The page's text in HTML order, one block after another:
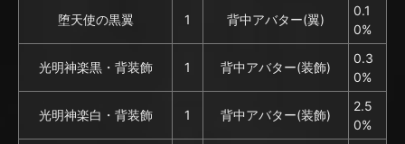
堕天使の黒翼 1 背中アバター(翼)
0.1
0%
光明神楽黒・背装飾 1 背中アバター(装飾)
0.3
0%
光明神楽白・背装飾 1 背中アバター(装飾)
2.5
0%